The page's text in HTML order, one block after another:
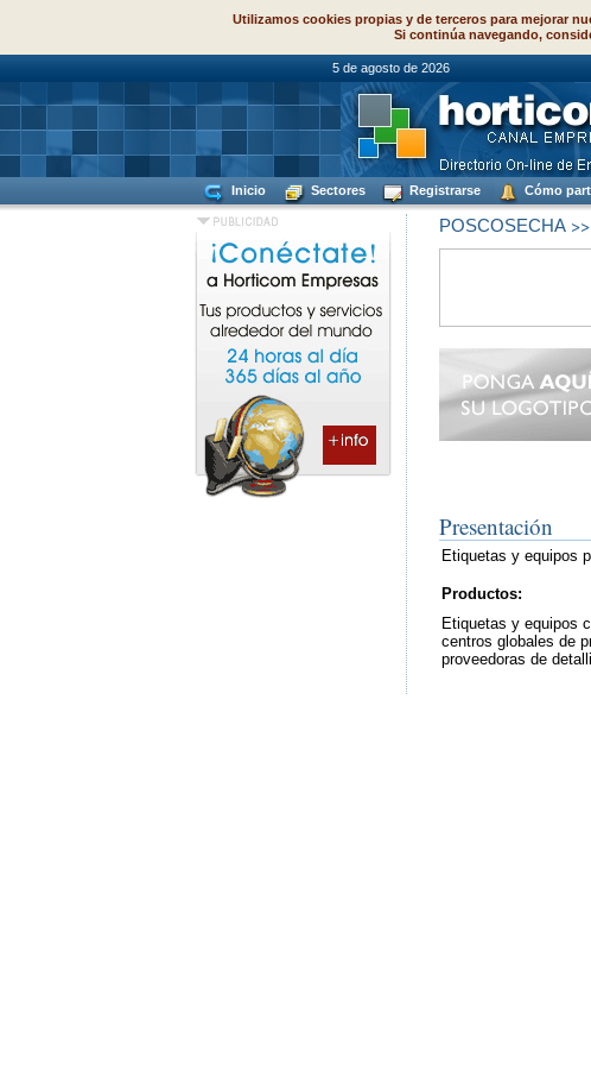
Utilizamos cookies propias y de terceros para mejorar
Si continúa navegando,
5 de agosto de 2026
Inicio Sectores Registrarse Cómo
POSCOSECHA>>
Presentación
Etiquetas y equipos
Productos:
Etiquetas y equipos
centros globales de
proveedoras de